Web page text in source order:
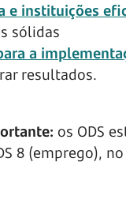
e instituições
sólidas
a
resultados.
os ODS
8 (emprego),